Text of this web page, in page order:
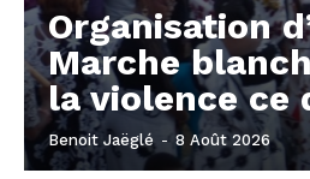
Organisation
Marche
la violence ce
Benoit Jaëglé - 8 Août 2026